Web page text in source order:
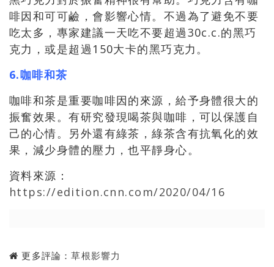
啡因和可可鹼，會影響心情。不過為了避免不要
吃太多，專家建議一天吃不要超過30c.c.的黑巧
克力，或是超過150大卡的黑巧克力。
6.咖啡和茶
咖啡和茶是重要咖啡因的來源，給予身體很大的
振奮效果。有研究發現喝茶與咖啡，可以保護自
己的心情。另外還有綠茶，綠茶含有抗氧化的效
果，減少身體的壓力，也平靜身心。
資料來源：
https://edition.cnn.com/2020/04/16
更多評論：草根影響力